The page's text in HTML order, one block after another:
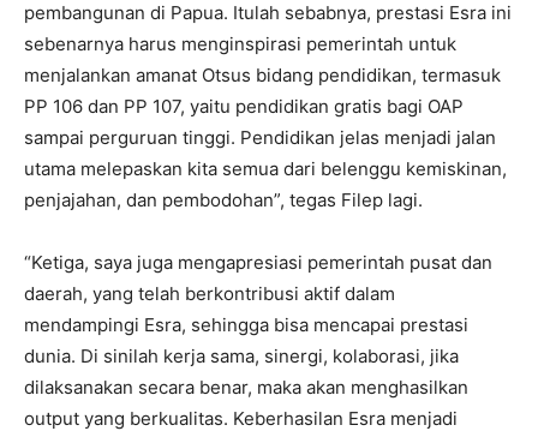
pembangunan di Papua. Itulah sebabnya, prestasi Esra ini
sebenarnya harus menginspirasi pemerintah untuk
menjalankan amanat Otsus bidang pendidikan, termasuk
PP 106 dan PP 107, yaitu pendidikan gratis bagi OAP
sampai perguruan tinggi. Pendidikan jelas menjadi jalan
utama melepaskan kita semua dari belenggu kemiskinan,
penjajahan, dan pembodohan”, tegas Filep lagi.
“Ketiga, saya juga mengapresiasi pemerintah pusat dan
daerah, yang telah berkontribusi aktif dalam
mendampingi Esra, sehingga bisa mencapai prestasi
dunia. Di sinilah kerja sama, sinergi, kolaborasi, jika
dilaksanakan secara benar, maka akan menghasilkan
output yang berkualitas. Keberhasilan Esra menjadi